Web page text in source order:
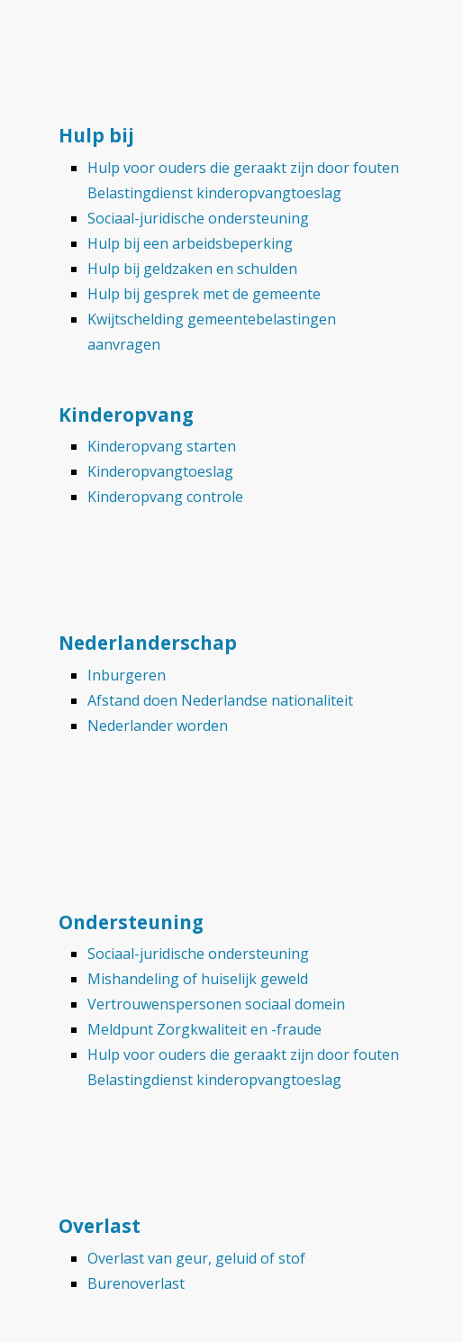
Hulp bij
Hulp voor ouders die geraakt zijn door fouten
Belastingdienst kinderopvangtoeslag
Sociaal-juridische ondersteuning
Hulp bij een arbeidsbeperking
Hulp bij geldzaken en schulden
Hulp bij gesprek met de gemeente
Kwijtschelding gemeentebelastingen
aanvragen
Kinderopvang
Kinderopvang starten
Kinderopvangtoeslag
Kinderopvang controle
Nederlanderschap
Inburgeren
Afstand doen Nederlandse nationaliteit
Nederlander worden
Ondersteuning
Sociaal-juridische ondersteuning
Mishandeling of huiselijk geweld
Vertrouwenspersonen sociaal domein
Meldpunt Zorgkwaliteit en -fraude
Hulp voor ouders die geraakt zijn door fouten
Belastingdienst kinderopvangtoeslag
Overlast
Overlast van geur, geluid of stof
Burenoverlast